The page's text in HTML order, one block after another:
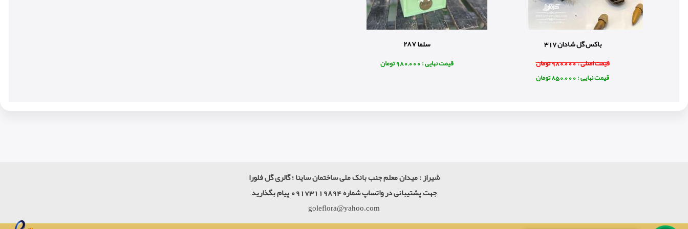
باکس گل شادان 317
قیمت اصلی : 980,000 تومان
قیمت نهایی : 850,000 تومان
سلما ٢٨٧
قیمت نهایی : 980,000 تومان
شیراز : میدان معلم جنب بانک ملی ساختمان ساینا ؛ گالری گل فلورا
جهت پشتیبانی در واتساپ شماره 09173119894 پیام بگذارید
goleflora@yahoo.com